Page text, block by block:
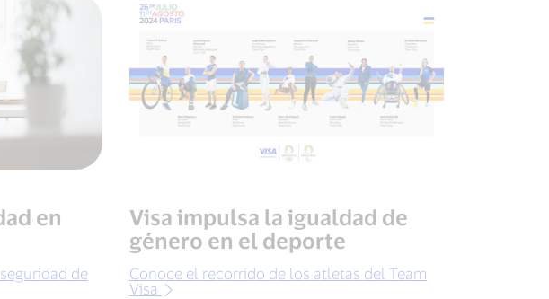
en
de
Visa impulsa la igualdad de
género en el deporte
Conoce el recorrido de los atletas del Team
Visa